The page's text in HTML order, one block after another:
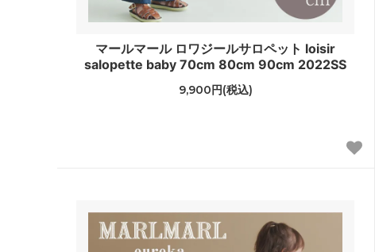
マールマール ロワジールサロペット loisir
salopette baby 70cm 80cm 90cm 2022SS
9,900円(税込)